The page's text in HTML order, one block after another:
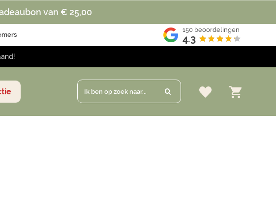
van € 25,00
150beoordelingen
4.3
Ik ben op zoek naar...